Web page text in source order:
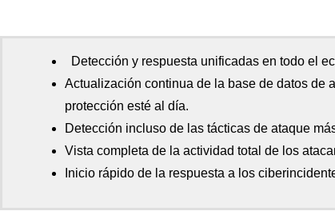
Detección y respuesta unificadas en todo el
Actualización continua de la base de datos de
protección esté al día.
Detección incluso de las tácticas de ataque
Vista completa de la actividad total de los
Inicio rápido de la respuesta a los